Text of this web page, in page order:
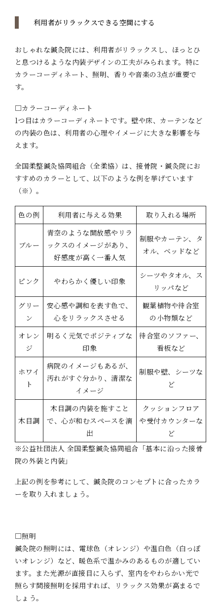
利用者がリラックスできる空間にする
おしゃれな鍼灸院には、利用者がリラックスし、ほっとひ
と息つけるような内装デザインの工夫がみられます。特に
カラーコーディネート、照明、香りや音楽の3点が重要で
す。
□カラーコーディネート
1つ目はカラーコーディネートです。壁や床、カーテンなど
の内装の色は、利用者の心理やイメージに大きな影響を与
えます。
全国柔整鍼灸協同組合（全柔協）は、接骨院・鍼灸院にお
すすめのカラーとして、以下のような例を挙げています
（※）。
色の例 利用者に与える効果 取り入れる場所
ブルー
青空のような開放感やリラ
ックスのイメージがあり、
好感度が高く一番人気
制服やカーテン、タ
オル、ベッドなど
ピンク やわらかく優しい印象
シーツやタオル、ス
リッパなど
グリー
ン
安心感や調和を表す色で、
心をリラックスさせる
観葉植物や待合室
の小物類など
オレン
ジ
明るく元気でポジティブな
印象
待合室のソファー、
看板など
ホワイ
ト
病院のイメージもあるが、
汚れがすぐ分かり、清潔な
イメージ
制服や壁、シーツな
ど
木目調
木目調の内装を施すこと
で、心が和むスペースを演
出
クッションフロア
や受付カウンターな
ど
※公益社団法人 全国柔整鍼灸協同組合「基本に沿った接骨
院の外装と内装」
上記の例を参考にして、鍼灸院のコンセプトに合ったカラ
ーを取り入れましょう。
□照明
鍼灸院の照明には、電球色（オレンジ）や温白色（白っぽ
いオレンジ）など、暖色系で温かみのあるものが適してい
ます。また光源が直接目に入らず、室内をやわらかい光で
照らす間接照明を採用すれば、リラックス効果が高まるで
しょう。